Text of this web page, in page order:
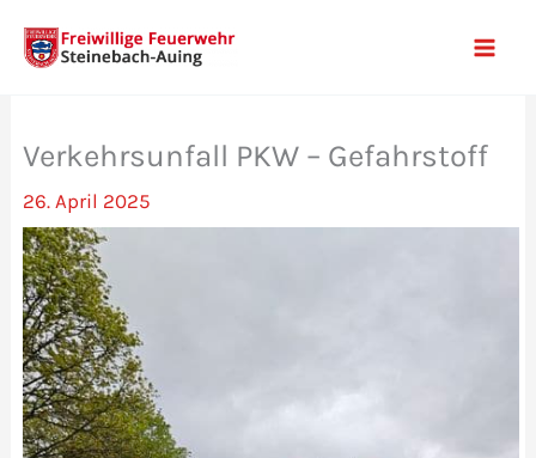
Inhalt
Verkehrsunfall PKW – Gefahrstoff
26. April 2025